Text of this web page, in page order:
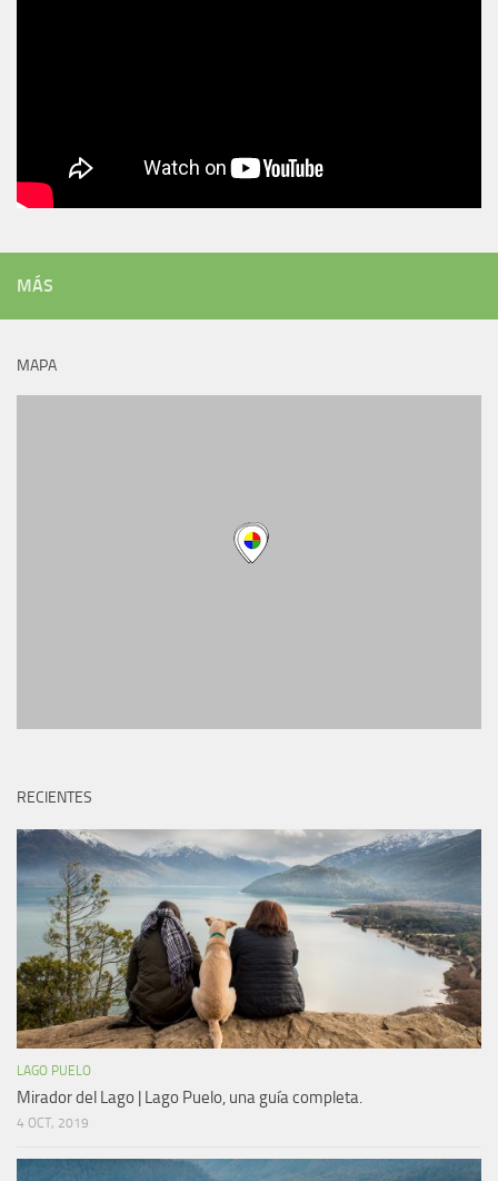
MÁS
MAPA
RECIENTES
LAGO PUELO
Mirador del Lago | Lago Puelo, una guía completa.
4 OCT, 2019